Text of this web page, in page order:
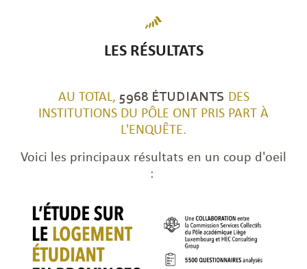
LES RÉSULTATS
AU TOTAL, 5968 ÉTUDIANTS DES
INSTITUTIONS DU PÔLE ONT PRIS PART À
L'ENQUÊTE.
Voici les principaux résultats en un coup d'oeil
: